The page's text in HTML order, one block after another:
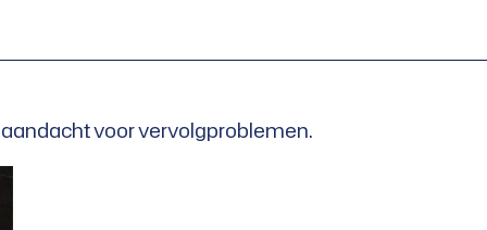
voor vervolgproblemen.